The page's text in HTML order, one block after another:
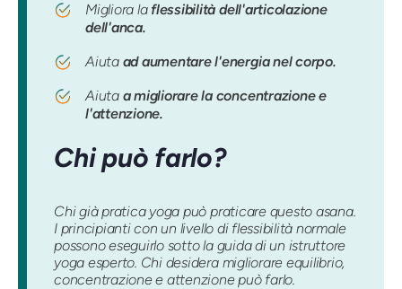
Migliora la flessibilità dell'articolazione
dell'anca.
Aiuta ad aumentare l'energia nel corpo.
Aiuta a migliorare la concentrazione e
l'attenzione.
Chi può farlo?
Chi già pratica yoga può praticare questo asana.
I principianti con un livello di flessibilità normale
possono eseguirlo sotto la guida di un istruttore
yoga esperto. Chi desidera migliorare equilibrio,
concentrazione e attenzione può farlo.